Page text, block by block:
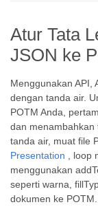
Atur Tata
JSON ke
Menggunakan API,
dengan tanda air.
POTM Anda,
dan menambahkan
tanda air, muat file
Presentation , loop
menggunakan
seperti warna,
dokumen ke POTM.